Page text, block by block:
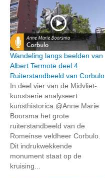
Wandeling langs beelden van
Albert Termote deel 4
Ruiterstandbeeld van Corbulo
In deel vier van de Midvliet-
kunstserie analyseert
kunsthistorica @Anne Marie
Boorsma het grote
ruiterstandbeeld van de
Romeinse veldheer Corbulo.
Dit indrukwekkende
monument staat op de
kruising...